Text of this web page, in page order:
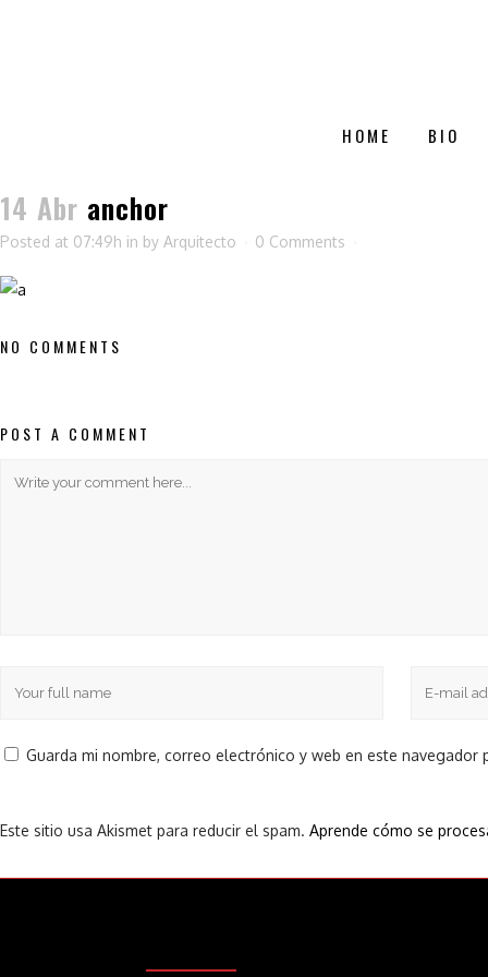
HOME BIO
14 Abr anchor
Posted at 07:49h in by Arquitecto 0 Comments
NO COMMENTS
POST A COMMENT
Guarda mi nombre, correo electrónico y web en este navegador
Este sitio usa Akismet para reducir el spam. Aprende cómo se